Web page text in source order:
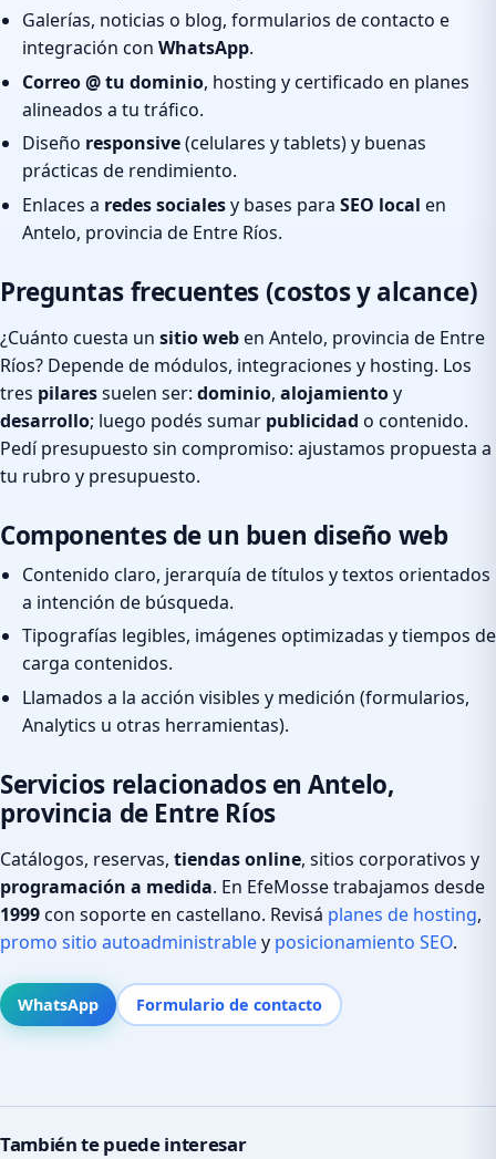
Galerías, noticias o blog, formularios de contacto e
integración con WhatsApp.
Correo @ tu dominio, hosting y certificado en planes
alineados a tu tráfico.
Diseño responsive(celulares y tablets) y buenas
prácticas de rendimiento.
Enlaces a redes socialesy bases para SEO local en
Antelo, provincia de Entre Ríos.
Preguntas frecuentes (costos y alcance)
¿Cuánto cuesta un sitio weben Antelo, provincia de Entre
Ríos? Depende de módulos, integraciones y hosting. Los
tres pilaressuelen ser: dominio, alojamientoy
desarrollo; luego podés sumar publicidad o contenido.
Pedí presupuesto sin compromiso: ajustamos propuesta a
tu rubro y presupuesto.
Componentes de un buen diseño web
Contenido claro, jerarquía de títulos y textos orientados
a intención de búsqueda.
Tipografías legibles, imágenes optimizadas y tiempos de
carga contenidos.
Llamados a la acción visibles y medición (formularios,
Analytics u otras herramientas).
Servicios relacionados en Antelo,
provincia de Entre Ríos
Catálogos, reservas, tiendas online, sitios corporativos y
programación a medida. En EfeMosse trabajamos desde
1999con soporte en castellano. Revisá planes de hosting,
promo sitio autoadministrabley posicionamiento SEO.
WhatsApp Formulario de contacto
También te puede interesar